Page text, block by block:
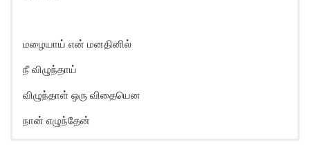
மழையாய் என் மனதினில்
நீ விழுந்தாய்
விழுந்தாள் ஒரு விதையென
நான் எழுந்தேன்